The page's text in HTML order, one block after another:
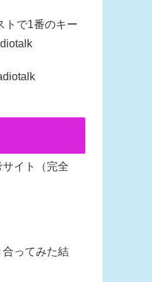
トで1番のキー
イト（完全
ってみた結